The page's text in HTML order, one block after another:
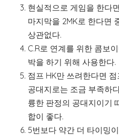
현실적으로 게임을 한다
마지막을 2MK로 한다면
상관없다.
C.R로 연계를 위한 콤보
박을 하기 위해 사용한다.
점프 HK만 쓰려한다면
공대지로는 조금 부족하
륭한 판정의 공대지이기
합이 좋다.
5번보다 약간 더 타이밍